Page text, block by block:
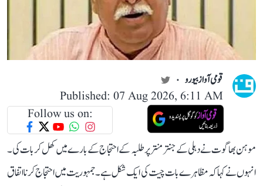
قومی آواز بیورو
Published: 07 Aug 2026, 6:11 AM
Follow us on:
موہن بھاگوت نے دہلی کے جنتر منتر پر طلبہ کے احتجاج کے بارے میں کھل کر بات کی۔
انہوں نے کہا کہ مظاہرے بات چیت کی ایک شکل ہے۔ جمہوریت میں احتجاج کرنا اتفاق